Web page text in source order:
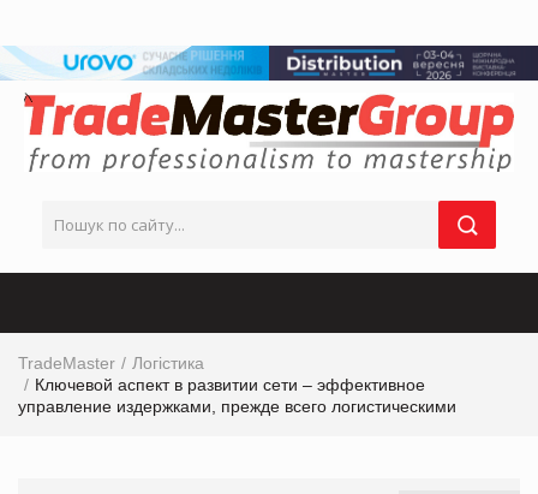
TradeMaster
Логістика
Ключевой аспект в развитии сети – эффективное
управление издержками, прежде всего логистическими